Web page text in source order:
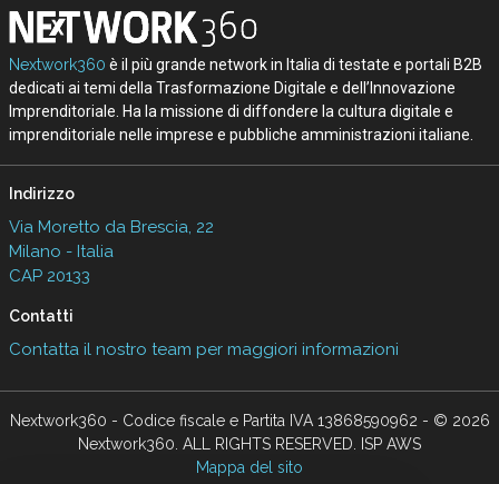
Nextwork360 è il più grande network in Italia di testate e portali B2B
dedicati ai temi della Trasformazione Digitale e dell’Innovazione
Imprenditoriale. Ha la missione di diffondere la cultura digitale e
imprenditoriale nelle imprese e pubbliche amministrazioni italiane.
Indirizzo
Via Moretto da Brescia, 22
Milano - Italia
CAP 20133
Contatti
Contatta il nostro team per maggiori informazioni
Nextwork360 - Codice fiscale e Partita IVA 13868590962 - © 2026
Nextwork360. ALL RIGHTS RESERVED. ISP AWS
Mappa del sito